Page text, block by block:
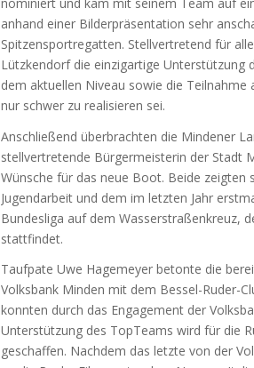
anhand einer Bilderpräsentation sehr
Spitzensportregatten. Stellvertretend für
Lützkendorf die einzigartige Unterstützung
dem aktuellen Niveau sowie die
nur schwer zu realisieren sei.
Anschließend überbrachten die Mindener
stellvertretende Bürgermeisterin der Stadt
Wünsche für das neue Boot. Beide
Jugendarbeit und dem im letzten Jahr
Bundesliga auf dem Wasserstraßenkreuz,
stattfindet.
Taufpate Uwe Hagemeyer betonte die
Volksbank Minden mit dem Bessel-Ruder-
konnten durch das Engagement der
Unterstützung des TopTeams wird für die
geschaffen. Nachdem das letzte von der